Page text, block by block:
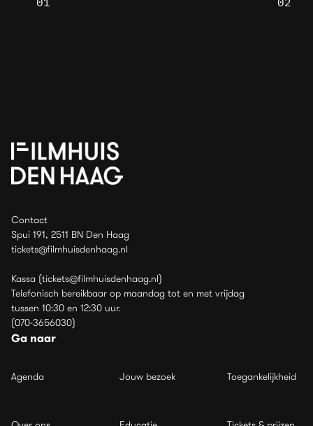
Contact
Spui 191, 2511 BN Den Haag
tickets@filmhuisdenhaag.nl
Kassa (tickets@filmhuisdenhaag.nl)
Telefonisch bereikbaar op maandag tot en met vrijdag
tussen 10:30 en 12:30 uur.
(070-3656030)
Ga naar
Agenda Jouw bezoek Toegankelijkheid